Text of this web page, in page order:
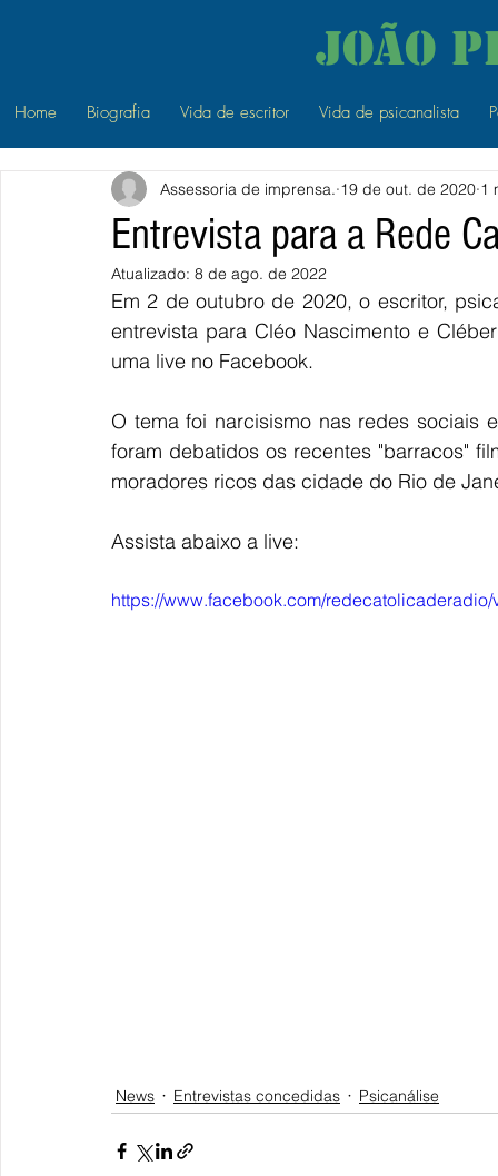
João
Home Biografia Vida de escritor Vida de psicanalista
Entrevista para a Rede
Assessoria de imprensa. 19 de out. de 2020 1
Atualizado: 8 de ago. de 2022
Em 2 de outubro de 2020, o escritor,
entrevista para Cléo Nascimento e
uma live no Facebook.
O tema foi narcisismo nas redes sociais
foram debatidos os recentes "barracos"
moradores ricos das cidade do Rio de
Assista abaixo a live:
https://www.facebook.com/
News Entrevistas concedidas Psicanálise